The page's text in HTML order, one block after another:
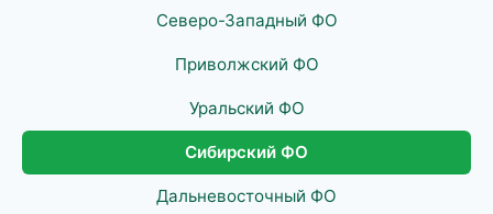
Северо-Западный ФО
Приволжский ФО
Уральский ФО
Сибирский ФО
Дальневосточный ФО